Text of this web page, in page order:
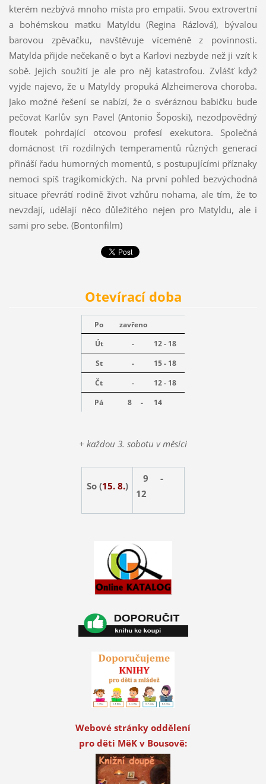
kterém nezbývá mnoho místa pro empatii. Svou extrovertní
a bohémskou matku Matyldu (Regina Rázlová), bývalou
barovou zpěvačku, navštěvuje víceméně z povinnosti.
Matylda přijde nečekaně o byt a Karlovi nezbyde než ji vzít k
sobě. Jejich soužití je ale pro něj katastrofou. Zvlášť když
vyjde najevo, že u Matyldy propuká Alzheimerova choroba.
Jako možné řešení se nabízí, že o svéráznou babičku bude
pečovat Karlův syn Pavel (Antonio Šoposki), nezodpovědný
floutek pohrdající otcovou profesí exekutora. Společná
domácnost tří rozdílných temperamentů různých generací
přináší řadu humorných momentů, s postupujícími příznaky
nemoci spíš tragikomických. Na první pohled bezvýchodná
situace převrátí rodině život vzhůru nohama, ale tím, že to
nevzdají, udělají něco důležitého nejen pro Matyldu, ale i
sami pro sebe. (Bontonfilm)
Otevírací doba
Po
zavřeno
Út
-
12 - 18
St
-
15 - 18
Čt
-
12 - 18
Pá
8 - 14
+ každou 3. sobotu v měsíci
So (15. 8.)
9 -
12
Webové stránky oddělení
pro děti MěK v Bousově: